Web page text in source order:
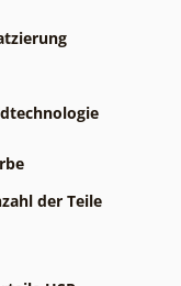
der Teile